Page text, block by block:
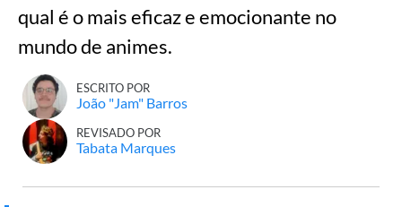
qual é o mais eficaz e emocionante no
mundo de animes.
ESCRITO POR
João "Jam" Barros
REVISADO POR
Tabata Marques